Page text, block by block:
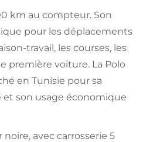
km au compteur. Son
pour les déplacements
travail, les courses, les
première voiture. La Polo
en Tunisie pour sa
son usage économique
avec carrosserie 5